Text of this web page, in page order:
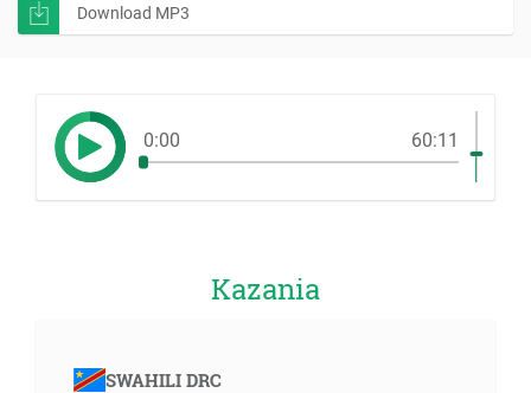
Download MP3
0:00 60:11
Kazania
SWAHILI DRC